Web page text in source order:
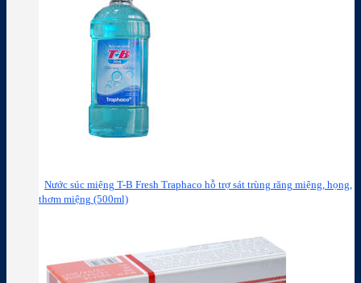
Nước súc miệng T-B Fresh Traphaco hỗ trợ sát trùng răng miệng, họng,
thơm miệng (500ml)